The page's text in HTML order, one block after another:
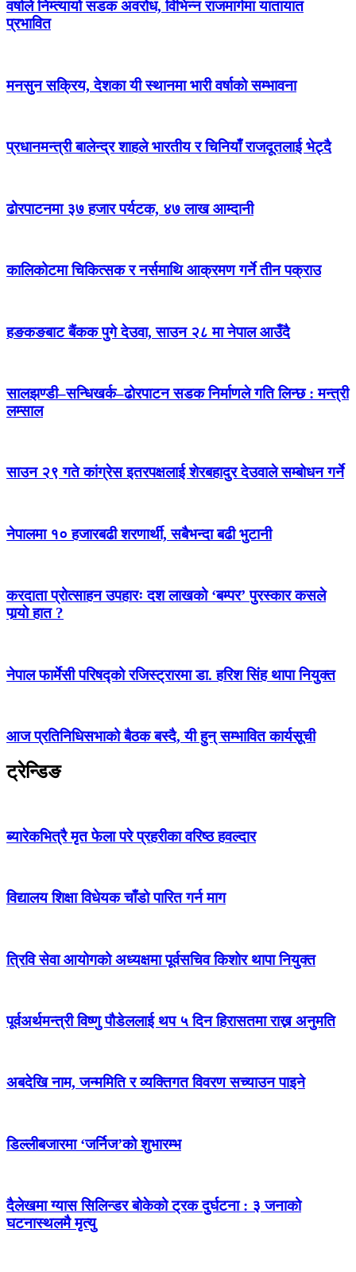
वर्षाले निम्त्यायो सडक अवरोध, विभिन्न राजमार्गमा यातायात
प्रभावित
मनसुन सक्रिय, देशका यी स्थानमा भारी वर्षाको सम्भावना
प्रधानमन्त्री बालेन्द्र शाहले भारतीय र चिनियाँ राजदूतलाई भेट्दै
ढोरपाटनमा ३७ हजार पर्यटक, ४७ लाख आम्दानी
कालिकोटमा चिकित्सक र नर्समाथि आक्रमण गर्ने तीन पक्राउ
हङकङबाट बैंकक पुगे देउवा, साउन २८ मा नेपाल आउँदै
सालझण्डी–सन्धिखर्क–ढोरपाटन सडक निर्माणले गति लिन्छ : मन्त्री
लम्साल
साउन २९ गते कांग्रेस इतरपक्षलाई शेरबहादुर देउवाले सम्बोधन गर्ने
नेपालमा १० हजारबढी शरणार्थी, सबैभन्दा बढी भुटानी
करदाता प्रोत्साहन उपहारः दश लाखको ‘बम्पर’ पुरस्कार कसले
पार्‍याे हात ?
नेपाल फार्मेसी परिषद्को रजिस्ट्रारमा डा. हरिश सिंह थापा नियुक्त
आज प्रतिनिधिसभाको बैठक बस्दै, यी हुन् सम्भावित कार्यसूची
ट्रेन्डिङ
ब्यारेकभित्रै मृत फेला परे प्रहरीका वरिष्ठ हवल्दार
विद्यालय शिक्षा विधेयक चाँडो पारित गर्न माग
त्रिवि सेवा आयोगको अध्यक्षमा पूर्वसचिव किशोर थापा नियुक्त
पूर्वअर्थमन्त्री विष्णु पौडेललाई थप ५ दिन हिरासतमा राख्न अनुमति
अबदेखि नाम, जन्ममिति र व्यक्तिगत विवरण सच्याउन पाइने
डिल्लीबजारमा ‘जर्निज’को शुभारम्भ
दैलेखमा ग्यास सिलिन्डर बोकेको ट्रक दुर्घटना : ३ जनाको
घटनास्थलमै मृत्यु